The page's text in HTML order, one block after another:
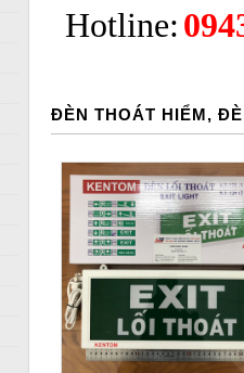
Hotline:
ĐÈN THOÁT HIỂM,